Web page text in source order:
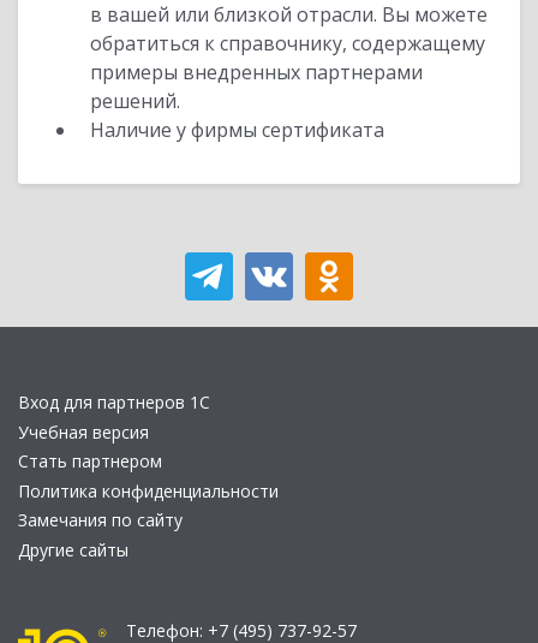
в вашей или близкой отрасли. Вы можете
обратиться к справочнику, содержащему
примеры внедренных партнерами
решений.
Наличие у фирмы сертификата
Вход для партнеров 1С
Учебная версия
Стать партнером
Политика конфиденциальности
Замечания по сайту
Другие сайты
Телефон: +7 (495) 737-92-57